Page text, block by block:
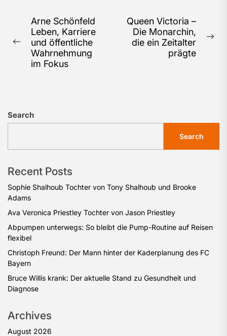
Post
navigation
Previous
post:
Arne Schönfeld
Leben, Karriere
und öffentliche
Wahrnehmung
im Fokus
Queen Victoria –
Die Monarchin,
die ein Zeitalter
prägte
Search
Search
Recent Posts
Sophie Shalhoub Tochter von Tony Shalhoub und Brooke
Adams
Ava Veronica Priestley Tochter von Jason Priestley
Abpumpen unterwegs: So bleibt die Pump-Routine auf Reisen
flexibel
Christoph Freund: Der Mann hinter der Kaderplanung des FC
Bayern
Bruce Willis krank: Der aktuelle Stand zu Gesundheit und
Diagnose
Archives
August 2026